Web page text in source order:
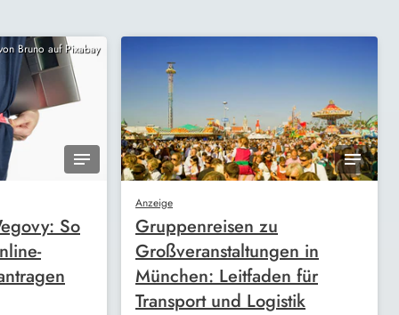
Bruno auf Pixabay
So
Anzeige
Gruppenreisen zu
Großveranstaltungen in
München: Leitfaden für
Transport und Logistik